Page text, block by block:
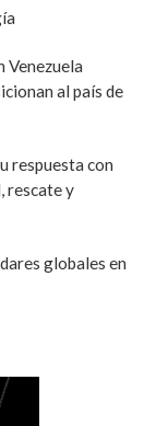
al país de
respuesta con
rescate y
globales en